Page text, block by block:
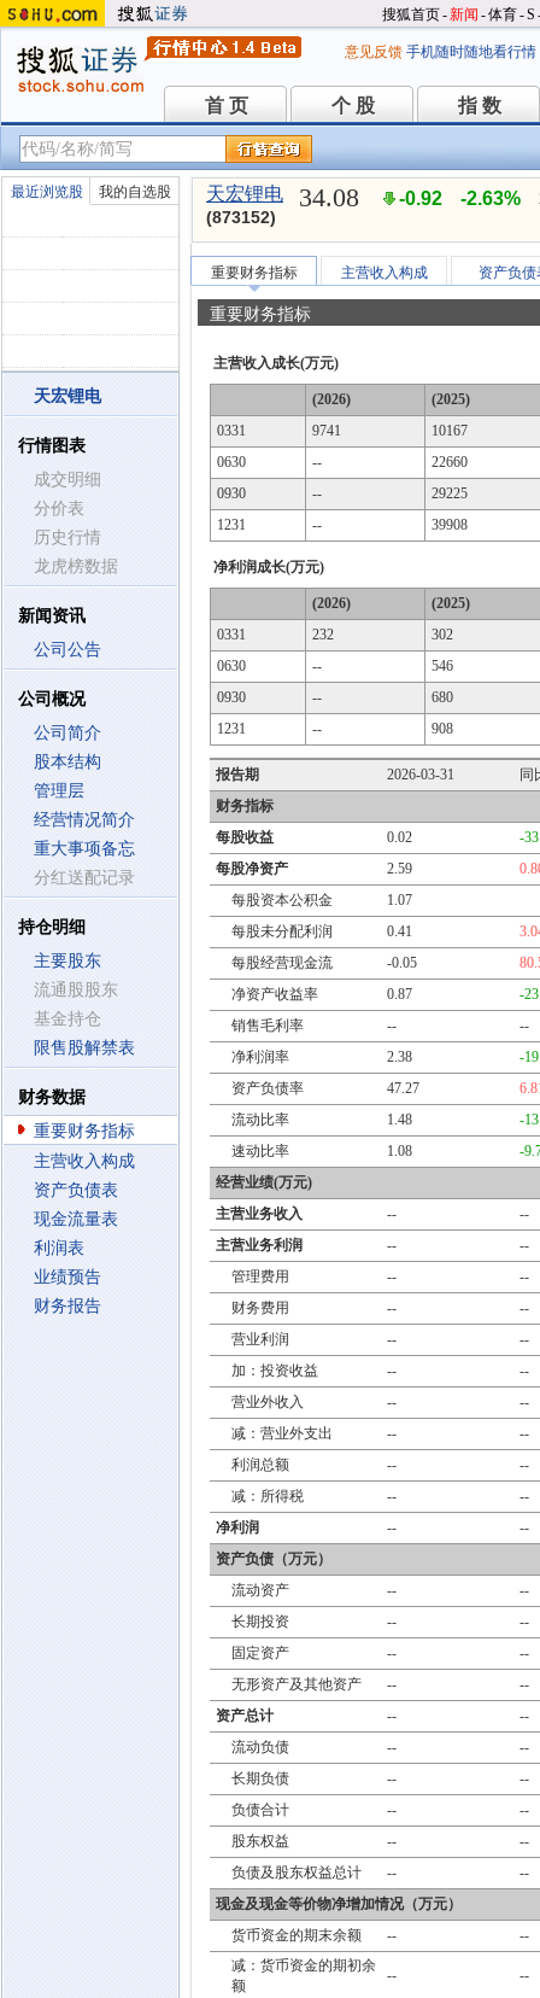
搜狐首页-新闻 -体育-S
意见反馈 手机随时随地看行情
首 页
首 页 个 股
个 股 指 数
指 数
最近浏览股 我的自选股
天宏锂电
行情图表
成交明细
分价表
历史行情
龙虎榜数据
新闻资讯
公司公告
公司概况
公司简介
股本结构
管理层
经营情况简介
重大事项备忘
分红送配记录
持仓明细
主要股东
流通股股东
基金持仓
限售股解禁表
财务数据
重要财务指标
主营收入构成
资产负债表
现金流量表
利润表
业绩预告
财务报告
天宏锂电
(873152)
34.08 -0.92 -2.63%
重要财务指标 主营收入构成 资产负债
重要财务指标
主营收入成长(万元)
(2026)
(2025)
0331
9741
10167
0630
--
22660
0930
--
29225
1231
-- 39908
净利润成长(万元)
(2026)
(2025)
0331
232
302
0630
--
546
0930
--
680
1231
-- 908
报告期 2026-03-31
同
财务指标
每股收益
0.02
-
每股净资产
2.59
每股资本公积金
1.07
每股未分配利润
0.41
每股经营现金流
-0.05
净资产收益率
0.87
-
销售毛利率
--
--
净利润率
2.38
-
资产负债率
47.27
流动比率
1.48
-
速动比率
1.08
-
经营业绩(万元)
主营业务收入
--
--
主营业务利润
--
--
管理费用
--
--
财务费用
--
--
营业利润
--
--
加：投资收益
--
--
营业外收入
--
--
减：营业外支出
--
--
利润总额
--
--
减：所得税
--
--
净利润
--
--
资产负债（万元）
流动资产
--
--
长期投资
--
--
固定资产
--
--
无形资产及其他资产
--
--
资产总计
--
--
流动负债
--
--
长期负债
--
--
负债合计
--
--
股东权益
--
--
负债及股东权益总计
--
--
现金及现金等价物净增加情况（万元）
货币资金的期末余额
--
--
减：货币资金的期初余
额
-- --